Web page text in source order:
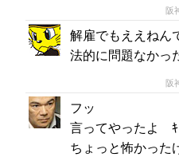
阪
解雇でもええねん
法的に問題なかっ
阪
フッ
言ってやったよ ｷ
ちょっと怖かった